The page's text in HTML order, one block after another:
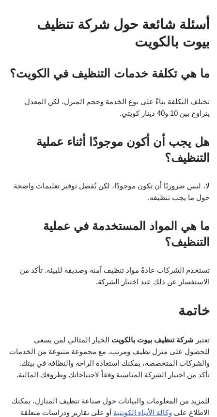
أسئلة شائعة حول شركة تنظيف
بيوت بالكويت
ما هي تكلفة خدمات التنظيف في الكويت؟
تختلف التكلفة بناءً على نوع الخدمة وحجم المنزل، لكن المعدل
يتراوح بين 10 و40 دينار كويتي.
هل يجب أن أكون موجودًا أثناء عملية
التنظيف؟
لا، ليس ضروريًا أن تكون موجودًا، لكن يُفضل توفير تعليمات واضحة
حول ما يجب تنظيفه.
ما هي المواد المستخدمة في عملية
التنظيف؟
تستخدم الشركات عادةً مواد تنظيف آمنة وصديقة للبيئة. تأكد من
الاستفسار عن ذلك عند اختيار الشركة.
خاتمة
تعتبر شركة تنظيف بيوت بالكويت الخيار المثالي لمن يسعى
للحصول على منزل نظيف ومرتب. مع مجموعة متنوعة من الخدمات
والشركات المتخصصة، يمكنك استعادة الراحة والنظافة في بيتك.
تأكد من اختيار الشركة المناسبة وفقاً لاحتياجاتك وظروفك المالية.
للمزيد من المعلومات والبيانات حول صناعة تنظيف المنازل، يمكنك
الاطلاع على وكالة الأنباء الكويتية أو على تقارير ودراسات متعلقة